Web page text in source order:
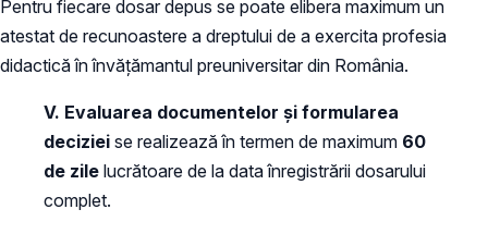
Pentru fiecare dosar depus se poate elibera maximum un
atestat de recunoastere a dreptului de a exercita profesia
didactică în învățămantul preuniversitar din România.
V. Evaluarea documentelor şi formularea
deciziei se realizează în termen de maximum 60
de zile lucrătoare de la data înregistrării dosarului
complet.